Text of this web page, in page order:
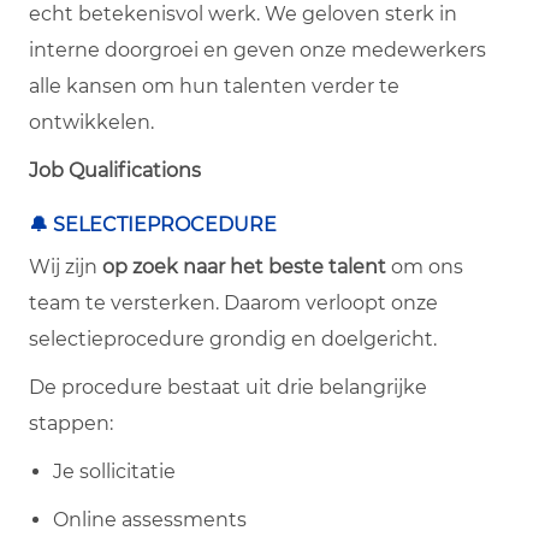
echt betekenisvol werk. We geloven sterk in
interne doorgroei en geven onze medewerkers
alle kansen om hun talenten verder te
ontwikkelen.
Job Qualifications
🔔 SELECTIEPROCEDURE
Wij zijn op zoek naar het beste talent om ons
team te versterken. Daarom verloopt onze
selectieprocedure grondig en doelgericht.
De procedure bestaat uit drie belangrijke
stappen:
Je sollicitatie
Online assessments